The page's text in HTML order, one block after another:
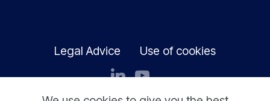
Legal Advice Use of cookies
@ Copyright 2026 TransBase SOLER - All